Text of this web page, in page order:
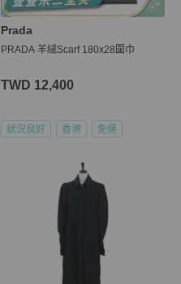
Prada
PRADA 羊絨Scarf 180x28圍巾
TWD 12,400
狀況良好 香港 免運